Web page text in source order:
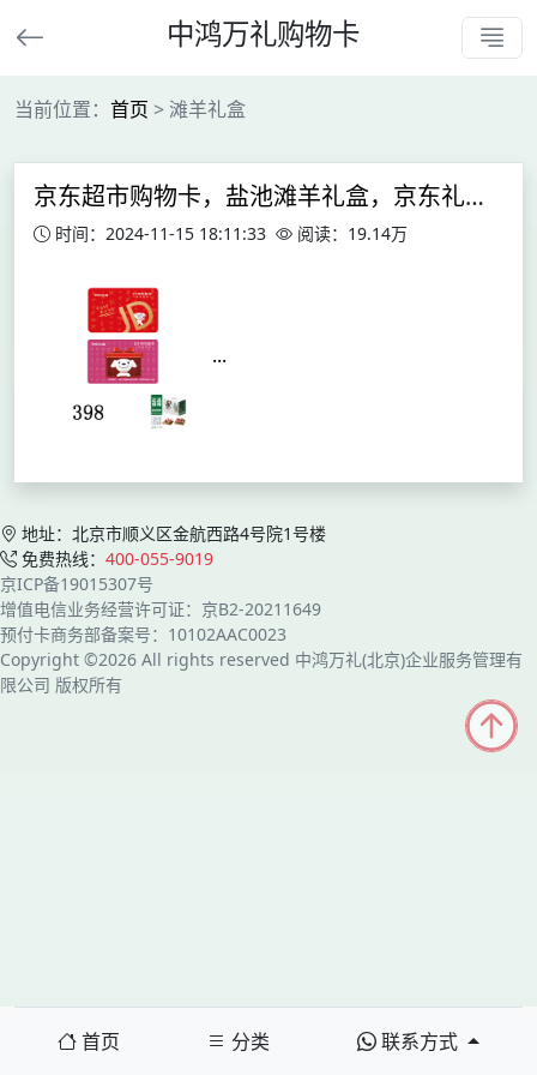
中鸿万礼购物卡
当前位置： 首页 > 滩羊礼盒
京东超市购物卡，盐池滩羊礼盒，京东礼品卡员工福利礼品
时间：2024-11-15 18:11:33 阅读：19.14万
...
地址：北京市顺义区金航西路4号院1号楼
免费热线： 400-055-9019
京ICP备19015307号
增值电信业务经营许可证：京B2-20211649
预付卡商务部备案号：10102AAC0023
Copyright ©2026 All rights reserved 中鸿万礼(北京)企业服务管理有
限公司 版权所有
首页 分类 联系方式